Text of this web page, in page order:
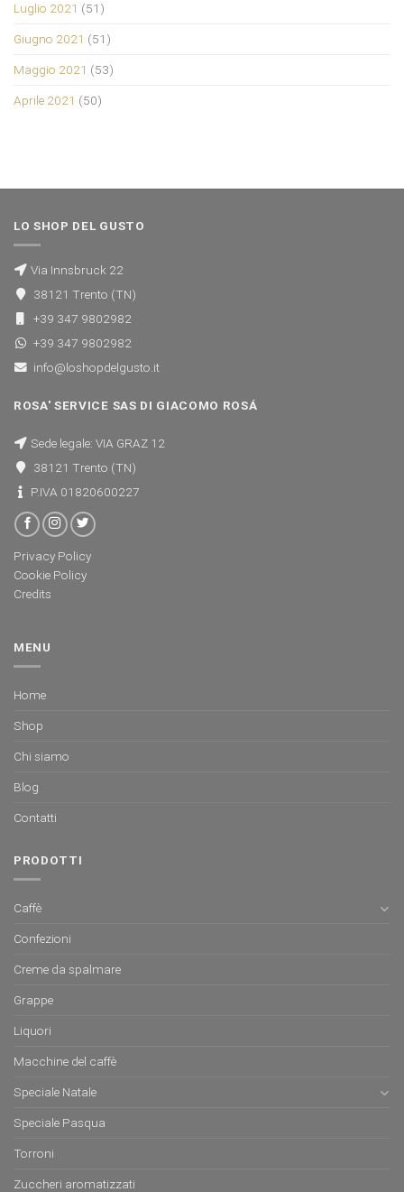
Luglio 2021 (51)
Giugno 2021 (51)
Maggio 2021 (53)
Aprile 2021 (50)
LO SHOP DEL GUSTO
Via Innsbruck 22
38121 Trento (TN)
+39 347 9802982
+39 347 9802982
info@loshopdelgusto.it
ROSA' SERVICE SAS DI GIACOMO ROSÁ
Sede legale: VIA GRAZ 12
38121 Trento (TN)
P.IVA 01820600227
Privacy Policy
Cookie Policy
Credits
MENU
Home
Shop
Chi siamo
Blog
Contatti
PRODOTTI
Caffè
Confezioni
Creme da spalmare
Grappe
Liquori
Macchine del caffè
Speciale Natale
Speciale Pasqua
Torroni
Zuccheri aromatizzati